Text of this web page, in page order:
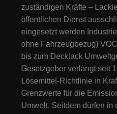
zuständigen Kräfte –
öffentlichen Dienst
eingesetzt werden
ohne Fahrzeugbezug)
bis zum Decklack
Gesetzgeber verlangt seit
Lösemittel-Richtlinie in
Grenzwerte für die
Umwelt. Seitdem dürfen in